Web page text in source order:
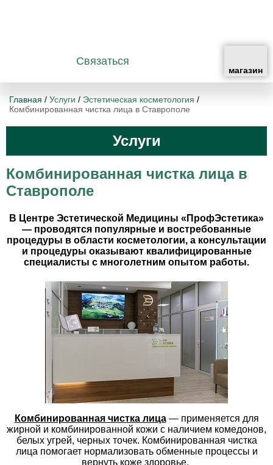
Связаться
Главная / Услуги / Эстетическая косметология /
Комбинированная чистка лица в Ставрополе
Услуги
Комбинированная чистка лица в
Ставрополе
В Центре Эстетической Медицины «ПрофЭстетика»
— проводятся популярные и востребованные
процедуры в области косметологии, а консультации
и процедуры оказывают квалифицированные
специалисты с многолетним опытом работы.
Комбинированная чистка лица— применяется для
жирной и комбинированной кожи с наличием комедонов,
белых угрей, черных точек. Комбинированная чистка
лица помогает нормализовать обменные процессы и
вернуть коже здоровье.